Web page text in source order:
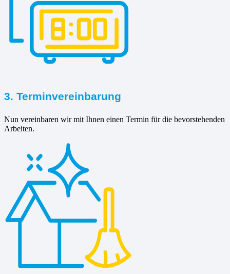
3. Terminvereinbarung
Nun vereinbaren wir mit Ihnen einen Termin für die bevorstehenden
Arbeiten.